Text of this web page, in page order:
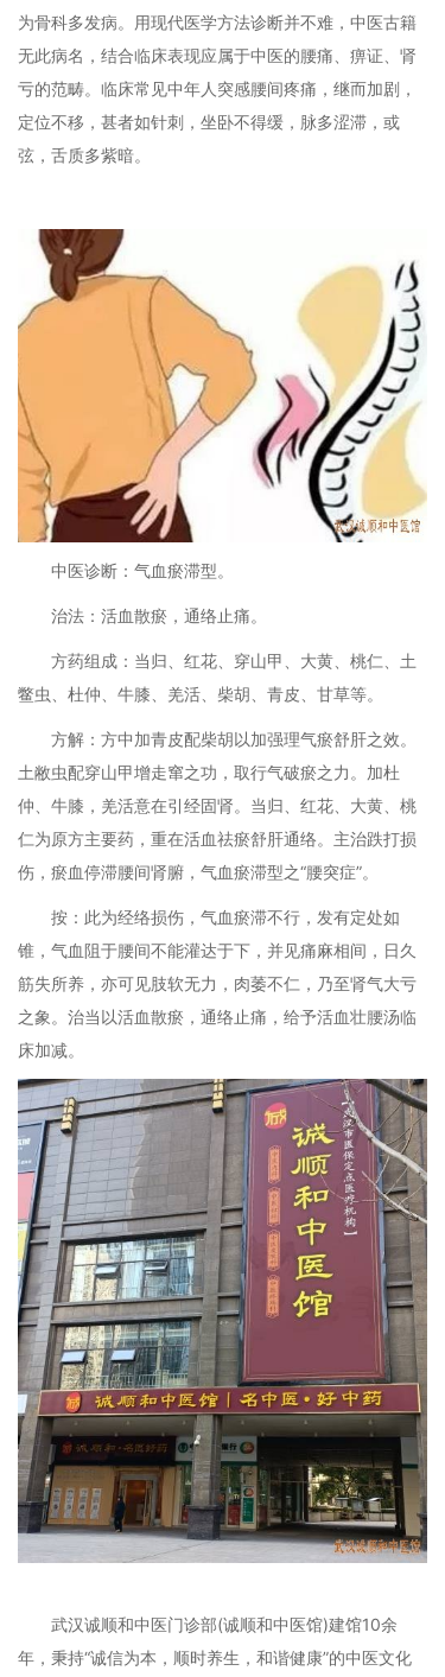
为骨科多发病。用现代医学方法诊断并不难，中医古籍
无此病名，结合临床表现应属于中医的腰痛、痹证、肾
亏的范畴。临床常见中年人突感腰间疼痛，继而加剧，
定位不移，甚者如针刺，坐卧不得缓，脉多涩滞，或
弦，舌质多紫暗。
中医诊断：气血瘀滞型。
治法：活血散瘀，通络止痛。
方药组成：当归、红花、穿山甲、大黄、桃仁、土
鳖虫、杜仲、牛膝、羌活、柴胡、青皮、甘草等。
方解：方中加青皮配柴胡以加强理气瘀舒肝之效。
土敝虫配穿山甲增走窜之功，取行气破瘀之力。加杜
仲、牛膝，羌活意在引经固肾。当归、红花、大黄、桃
仁为原方主要药，重在活血祛瘀舒肝通络。主治跌打损
伤，瘀血停滞腰间肾腑，气血瘀滞型之“腰突症”。
按：此为经络损伤，气血瘀滞不行，发有定处如
锥，气血阻于腰间不能灌达于下，并见痛麻相间，日久
筋失所养，亦可见肢软无力，肉萎不仁，乃至肾气大亏
之象。治当以活血散瘀，通络止痛，给予活血壮腰汤临
床加减。
武汉诚顺和中医门诊部(诚顺和中医馆)建馆10余
年，秉持“诚信为本，顺时养生，和谐健康”的中医文化